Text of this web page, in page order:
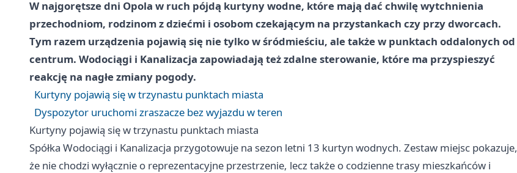
W najgorętsze dni Opola w ruch pójdą kurtyny wodne, które mają dać chwilę wytchnienia
przechodniom, rodzinom z dziećmi i osobom czekającym na przystankach czy przy dworcach.
Tym razem urządzenia pojawią się nie tylko w śródmieściu, ale także w punktach oddalonych od
centrum. Wodociągi i Kanalizacja zapowiadają też zdalne sterowanie, które ma przyspieszyć
reakcję na nagłe zmiany pogody.
Kurtyny pojawią się w trzynastu punktach miasta
Dyspozytor uruchomi zraszacze bez wyjazdu w teren
Kurtyny pojawią się w trzynastu punktach miasta
Spółka Wodociągi i Kanalizacja przygotowuje na sezon letni 13 kurtyn wodnych. Zestaw miejsc pokazuje,
że nie chodzi wyłącznie o reprezentacyjne przestrzenie, lecz także o codzienne trasy mieszkańców i